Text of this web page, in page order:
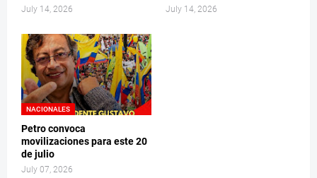
July 14, 2026 July 14, 2026
NACIONALES
Petro convoca
movilizaciones para este 20
de julio
July 07, 2026